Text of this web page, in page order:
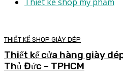
THIẾT KẾ SHOP GIÀY DÉP
Thiết kế cửa hàng giày
Thủ Đức – TPHCM